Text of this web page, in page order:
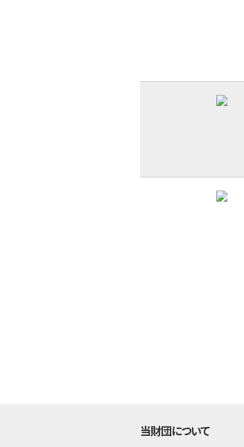
当財団について